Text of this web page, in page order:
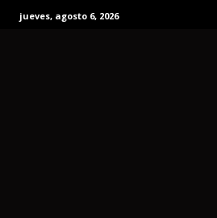
jueves, agosto 6, 2026